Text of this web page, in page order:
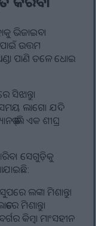
ଭିଜାଇବା
ଉତ୍ତମ
ପାଣି ତଳେ ଧୋଇ
ସିଝାନ୍ତୁ।
ସମୟ ଲାଗେ। ଯଦି
ଡାଲି ଏକ ଶୀଘ୍ର
ସେଗୁଡ଼ିକୁ
ଲଙ୍କା ମିଶାନ୍ତୁ।
ମିଶାନ୍ତୁ।
କିମ୍ବା ମାଂସହୀନ